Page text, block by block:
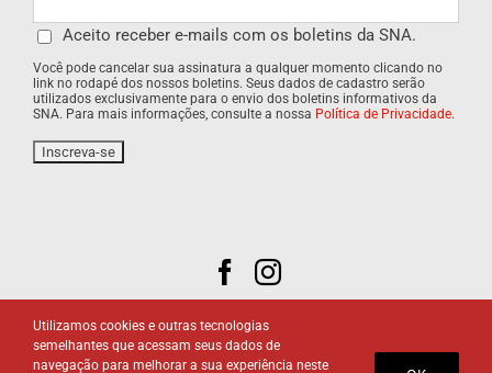
Aceito receber e-mails com os boletins da SNA.
Você pode cancelar sua assinatura a qualquer momento clicando no
link no rodapé dos nossos boletins. Seus dados de cadastro serão
utilizados exclusivamente para o envio dos boletins informativos da
SNA. Para mais informações, consulte a nossa Política de Privacidade.
Utilizamos cookies e outras tecnologias
semelhantes que acessam seus dados de
navegação para melhorar a sua experiência neste